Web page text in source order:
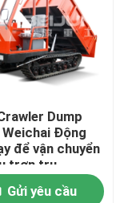
Dump
Động
để vận chuyển
trơn tru
Gửi yêu cầu